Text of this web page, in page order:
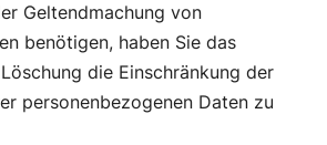
Geltendmachung von
benötigen, haben Sie das
die Einschränkung der
personenbezogenen Daten zu